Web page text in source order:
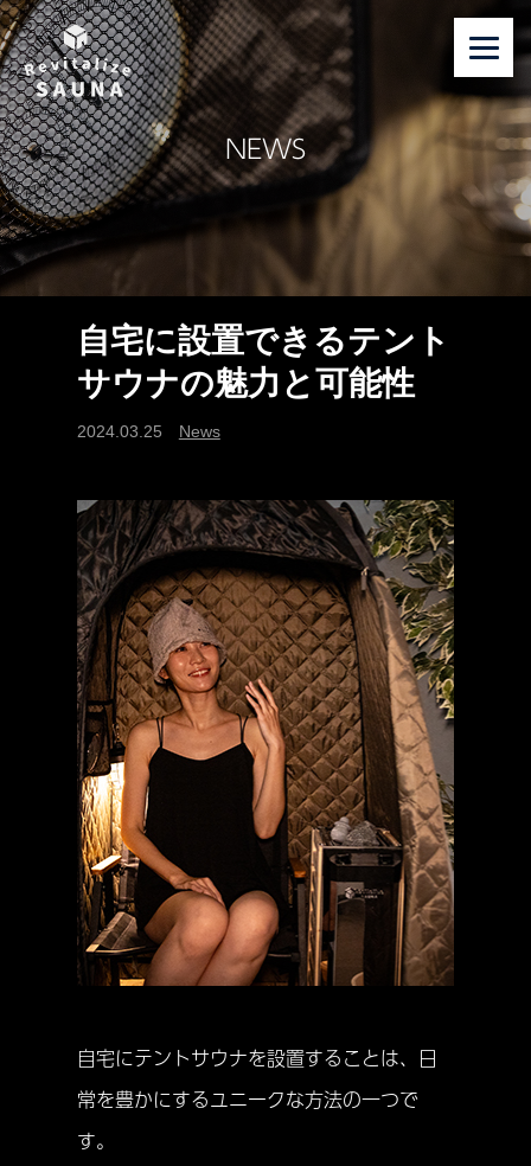
NEWS
自宅に設置できるテント
サウナの魅力と可能性
2024.03.25 News
自宅にテントサウナを設置することは、日
常を豊かにするユニークな方法の一つで
す。